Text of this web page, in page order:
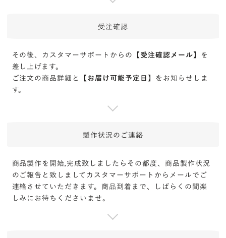
受注確認
その後、カスタマーサポートからの【受注確認メール】を
差し上げます。
ご注文の商品詳細と【お届け可能予定日 】をお知らせしま
す。
製作状況の ご連絡
商品製作を開始,完成致しましたらその都度、商品製作状況
のご報告と致しましてカスタマーサポートからメールでご
連絡させていただきます。商品到着まで、しばらくの間楽
しみにお待ちくださいませ。